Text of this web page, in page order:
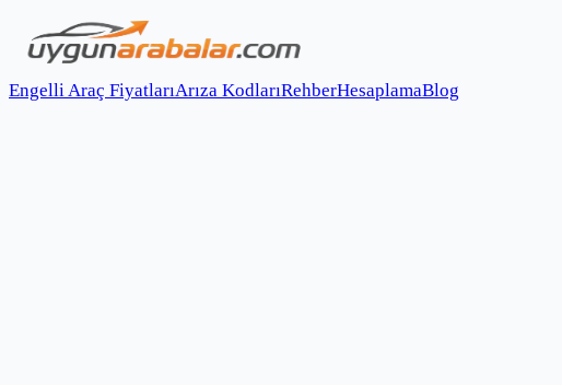
Engelli Araç FiyatlarıArıza KodlarıRehberHesaplamaBlog